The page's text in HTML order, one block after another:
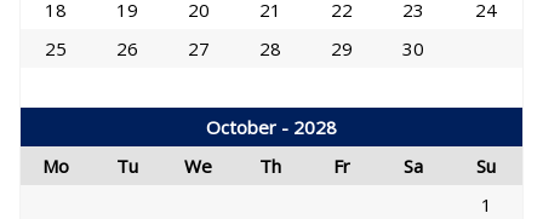
18
19 20 21 22 23
24
25
26 27 28 29 30
October - 2028
Mo
Tu We Th Fr Sa
Su
1